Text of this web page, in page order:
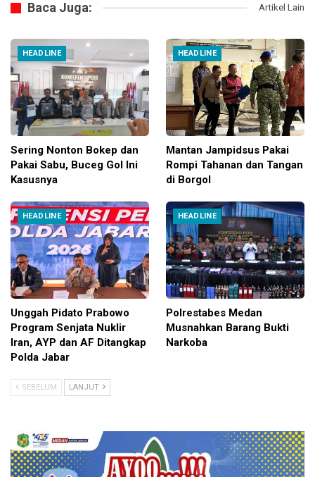
Baca Juga: Artikel Lain
HEADLINE
Sering Nonton Bokep dan
Pakai Sabu, Buceg Gol Ini
Kasusnya
HEADLINE
Mantan Jampidsus Pakai
Rompi Tahanan dan Tangan
di Borgol
HEADLINE
Unggah Pidato Prabowo
Program Senjata Nuklir
Iran, AYP dan AF Ditangkap
Polda Jabar
HEADLINE
Polrestabes Medan
Musnahkan Barang Bukti
Narkoba
SEBELUM LANJUT